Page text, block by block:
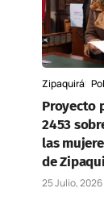
Zipaquirá
Proyecto
2453
las
de
25 Julio, 2026